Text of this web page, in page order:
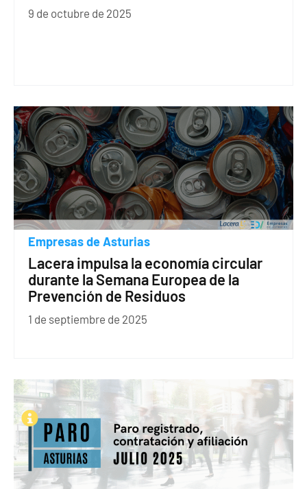
9 de octubre de 2025
Empresas de Asturias
Lacera impulsa la economía circular
durante la Semana Europea de la
Prevención de Residuos
1 de septiembre de 2025